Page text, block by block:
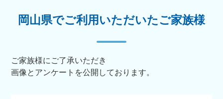
岡山県でご利用いただいたご家族様
ご家族様にご了承いただき
画像とアンケートを公開しております。